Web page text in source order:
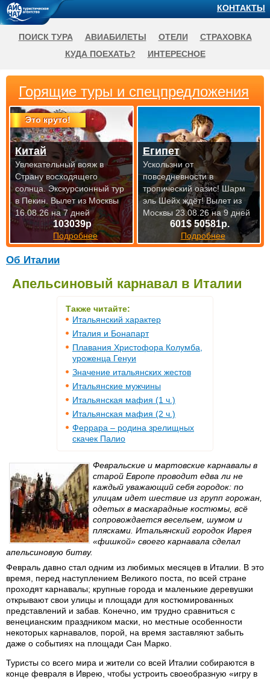
Об Италии
Апельсиновый карнавал в Италии
Также читайте:
Итальянский характер
Италия и Бонапарт
Плавания Христофора Колумба,
уроженца Генуи
Значение итальянских жестов
Итальянские мужчины
Итальянская мафия (1 ч.)
Итальянская мафия (2 ч.)
Феррара – родина зрелищных
скачек Палио
Февральские и мартовские карнавалы в
старой Европе проводит едва ли не
каждый уважающий себя городок: по
улицам идет шествие из групп горожан,
одетых в маскарадные костюмы, всё
сопровождается весельем, шумом и
плясками. Итальянский городок Иврея
«фишкой» своего карнавала сделал
апельсиновую битву.
Февраль давно стал одним из любимых месяцев в Италии. В это
время, перед наступлением Великого поста, по всей стране
проходят карнавалы; крупные города и маленькие деревушки
открывают свои улицы и площади для костюмированных
представлений и забав. Конечно, им трудно сравниться с
венецианским праздником маски, но местные особенности
некоторых карнавалов, порой, на время заставляют забыть
даже о событиях на площади Сан Марко.
Туристы со всего мира и жители со всей Италии собираются в
конце февраля в Иврею, чтобы устроить своеобразную «игру в
Горящие туры и спецпредложения
Это круто!
103039р
Подробнее
Китай
Увлекательный вояж в
Страну восходящего
солнца. Экскурсионный тур
в Пекин. Вылет из Москвы
16.08.26 на 7 дней
601$ 50581р.
Подробнее
Египет
Ускользни от
повседневности в
тропический оазис! Шарм
эль Шейх ждёт!Вылет из
Москвы 23.08.26 на 9 дней
КОНТАКТЫ
ПОИСК ТУРА АВИАБИЛЕТЫ ОТЕЛИ
СТРАХОВКА
КУДА ПОЕХАТЬ?
ИНТЕРЕСНОЕ